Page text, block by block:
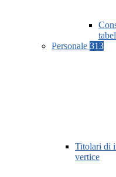
Personale 313
Titolari di
vertice